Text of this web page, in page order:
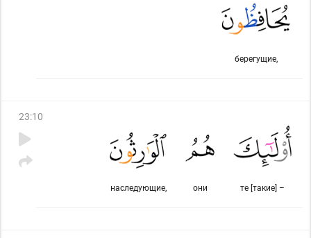
берегущие,
23:10
те [такие] –
они
наследующие,